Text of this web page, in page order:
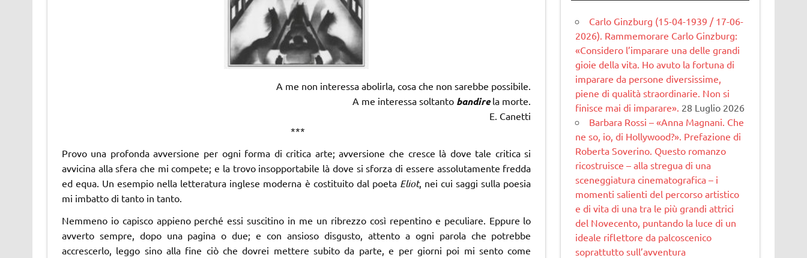
A me non interessa abolirla, cosa che non sarebbe possibile.
A me interessa soltanto bandirela morte.
E. Canetti
***
Provo una profonda avversione per ogni forma di critica arte; avversione che cresce là dove tale critica si
avvicina alla sfera che mi compete; e la trovo insopportabile là dove si sforza di essere assolutamente fredda
ed equa. Un esempio nella letteratura inglese moderna è costituito dal poeta Eliot, nei cui saggi sulla poesia
mi imbatto di tanto in tanto.
Nemmeno io capisco appieno perché essi suscitino in me un ribrezzo così repentino e peculiare. Eppure lo
avverto sempre, dopo una pagina o due; e con ansioso disgusto, attento a ogni parola che potrebbe
accrescerlo, leggo sino alla fine ciò che dovrei mettere subito da parte, e per giorni poi mi sento come
Carlo Ginzburg (15-04-1939 / 17-06-
2026). Rammemorare Carlo Ginzburg:
«Considero l’imparare una delle grandi
gioie della vita. Ho avuto la fortuna di
imparare da persone diversissime,
piene di qualità straordinarie. Non si
finisce mai di imparare». 28 Luglio 2026
Barbara Rossi – «Anna Magnani. Che
ne so, io, di Hollywood?». Prefazione di
Roberta Soverino. Questo romanzo
ricostruisce – alla stregua di una
sceneggiatura cinematogra­fica – i
momenti salienti del percorso artistico
e di vita di una tra le più grandi attrici
del Novecento, puntando la luce di un
ideale riflettore da palcoscenico
soprattutto sull’avventura